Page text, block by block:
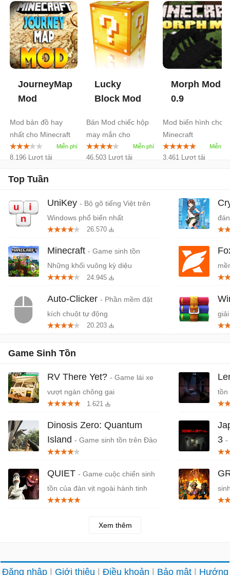
JourneyMap
Mod
Mod bản đồ hay
nhất cho Minecraft
8.196 Lượt tải
Lucky
Block Mod
Bản Mod chiếc hộp
may mắn cho
Minecraft
46.503 Lượt tải
Morph Mod
0.9
Mod biến hình cho
Minecraft
3.461 Lượt tải
Top Tuần
UniKey - Bộ gõ tiếng Việt trên
Windows phổ biến nhất
26.570
Minecraft - Game sinh tồn
Những khối vuông kỳ diệu
24.945
Auto-Clicker - Phần mềm đặt
kích chuột tự động
20.203
Game Sinh Tồn
RV There Yet? - Game lái xe
vượt ngàn chông gai
1.621
Dinosis Zero: Quantum
Island - Game sinh tồn trên Đảo
Khủng long
QUIET - Game cuộc chiến sinh
tồn của đàn vịt ngoài hành tinh
tồn
3 -
Xem thêm
Đăng nhập Giới thiệu Điều khoản Bảo mật Hướng